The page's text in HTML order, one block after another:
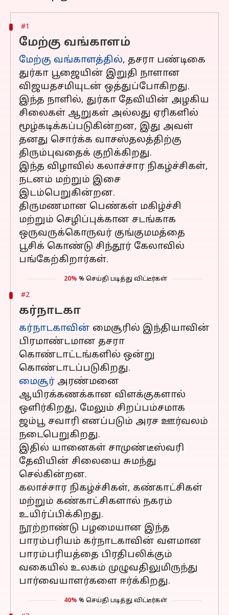
#1
மேற்கு வங்காளம்
மேற்கு வங்காளத்தில், தசரா பண்டிகை
துர்கா பூஜையின் இறுதி நாளான
விஜயதசமியுடன் ஒத்துப்போகிறது.
இந்த நாளில், துர்கா தேவியின் அழகிய
சிலைகள் ஆறுகள் அல்லது ஏரிகளில்
மூழ்கடிக்கப்படுகின்றன, இது அவள்
தனது சொர்க்க வாசஸ்தலத்திற்கு
திரும்புவதைக் குறிக்கிறது.
இந்த விழாவில் கலாச்சார நிகழ்ச்சிகள்,
நடனம் மற்றும் இசை
இடம்பெறுகின்றன.
திருமணமான பெண்கள் மகிழ்ச்சி
மற்றும் செழிப்புக்கான சடங்காக
ஒருவருக்கொருவர் குங்குமமத்தை
பூசிக் கொண்டு சிந்தூர் கேலாவில்
பங்கேற்கிறார்கள்.
20% % செய்தி படித்து விட்டீர்கள்
#2
கர்நாடகா
கர்நாடகாவின் மைசூரில் இந்தியாவின்
பிரமாண்டமான தசரா
கொண்டாட்டங்களில் ஒன்று
கொண்டாடப்படுகிறது.
மைசூர் அரண்மனை
ஆயிரக்கணக்கான விளக்குகளால்
ஒளிர்கிறது, மேலும் சிறப்பம்சமாக
ஜம்பூ சவாரி எனப்படும் அரச ஊர்வலம்
நடைபெறுகிறது.
இதில் யானைகள் சாமுண்டீஸ்வரி
தேவியின் சிலையை சுமந்து
செல்கின்றன.
கலாச்சார நிகழ்ச்சிகள், கண்காட்சிகள்
மற்றும் கண்காட்சிகளால் நகரம்
உயிர்ப்பிக்கிறது.
நூற்றாண்டு பழமையான இந்த
பாரம்பரியம் கர்நாடகாவின் வளமான
பாரம்பரியத்தை பிரதிபலிக்கும்
வகையில் உலகம் முழுவதிலுமிருந்து
பார்வையாளர்களை ஈர்க்கிறது.
40% % செய்தி படித்து விட்டீர்கள்